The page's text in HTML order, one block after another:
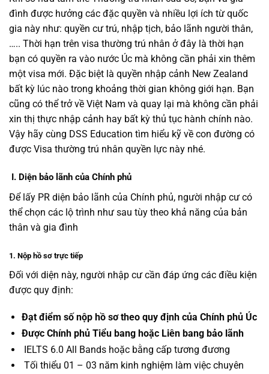
đình được hưởng các đặc quyền và nhiều lợi ích từ quốc
gia này như: quyền cư trú, nhập tịch, bảo lãnh người thân,
….. Thời hạn trên visa thường trú nhân ở đây là thời hạn
bạn có quyền ra vào nước Úc mà không cần phải xin thêm
một visa mới. Đặc biệt là quyền nhập cảnh New Zealand
bất kỳ lúc nào trong khoảng thời gian không giới hạn. Bạn
cũng có thể trở về Việt Nam và quay lại mà không cần phải
xin thị thực nhập cảnh hay bất kỳ thủ tục hành chính nào.
Vậy hãy cùng DSS Education tìm hiểu kỹ về con đường có
được Visa thường trú nhân quyền lực này nhé.
I. Diện bảo lãnh của Chính phủ
Để lấy PR diện bảo lãnh của Chính phủ, người nhập cư có
thể chọn các lộ trình như sau tùy theo khả năng của bản
thân và gia đình
1. Nộp hồ sơ trực tiếp
Đối với diện này, người nhập cư cần đáp ứng các điều kiện
được quy định:
Đạt điểm số nộp hồ sơ theo quy định của Chính phủ Úc
Được Chính phủ Tiểu bang hoặc Liên bang bảo lãnh
IELTS 6.0 All Bands hoặc bằng cấp tương đương
Tối thiểu 01 – 03 năm kinh nghiệm làm việc chuyên